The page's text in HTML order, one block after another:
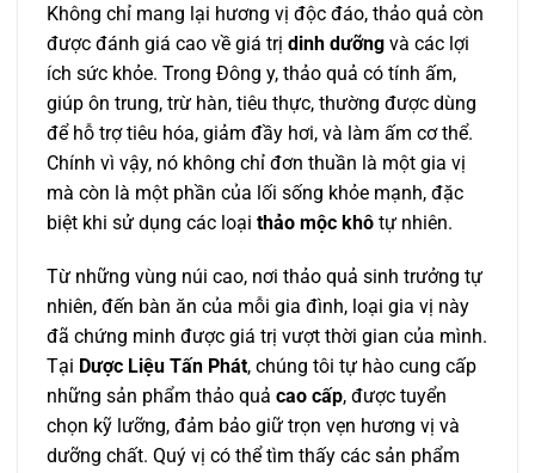
Không chỉ mang lại hương vị độc đáo, thảo quả còn
được đánh giá cao về giá trị dinh dưỡng và các lợi
ích sức khỏe. Trong Đông y, thảo quả có tính ấm,
giúp ôn trung, trừ hàn, tiêu thực, thường được dùng
để hỗ trợ tiêu hóa, giảm đầy hơi, và làm ấm cơ thể.
Chính vì vậy, nó không chỉ đơn thuần là một gia vị
mà còn là một phần của lối sống khỏe mạnh, đặc
biệt khi sử dụng các loại thảo mộc khô tự nhiên.
Từ những vùng núi cao, nơi thảo quả sinh trưởng tự
nhiên, đến bàn ăn của mỗi gia đình, loại gia vị này
đã chứng minh được giá trị vượt thời gian của mình.
Tại Dược Liệu Tấn Phát, chúng tôi tự hào cung cấp
những sản phẩm thảo quả cao cấp, được tuyển
chọn kỹ lưỡng, đảm bảo giữ trọn vẹn hương vị và
dưỡng chất. Quý vị có thể tìm thấy các sản phẩm